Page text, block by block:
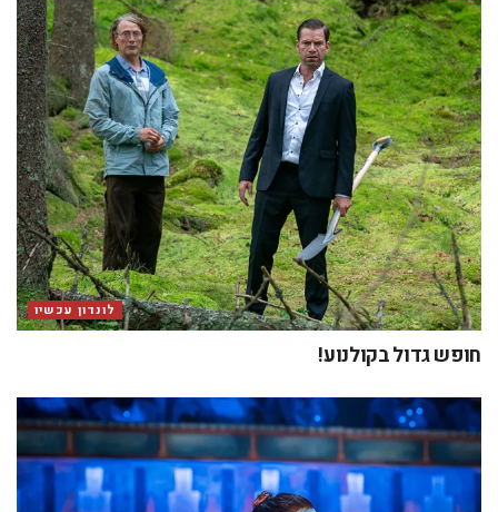
לונדון עכשיו
חופש גדול בקולנוע!